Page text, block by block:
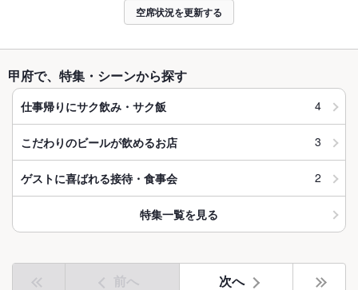
空席状況を更新する
甲府で、特集・シーンから探す
仕事帰りにサク飲み・サク飯 4
こだわりのビールが飲めるお店 3
ゲストに喜ばれる接待・食事会 2
特集一覧を見る
前へ 次へ